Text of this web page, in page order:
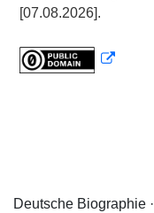
[07.08.2026].
Deutsche Biographie ·